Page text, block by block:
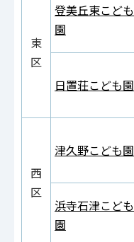
東
区
登美丘東こども
園
日置荘こども園
西
区
津久野こども園
浜寺石津こども
園